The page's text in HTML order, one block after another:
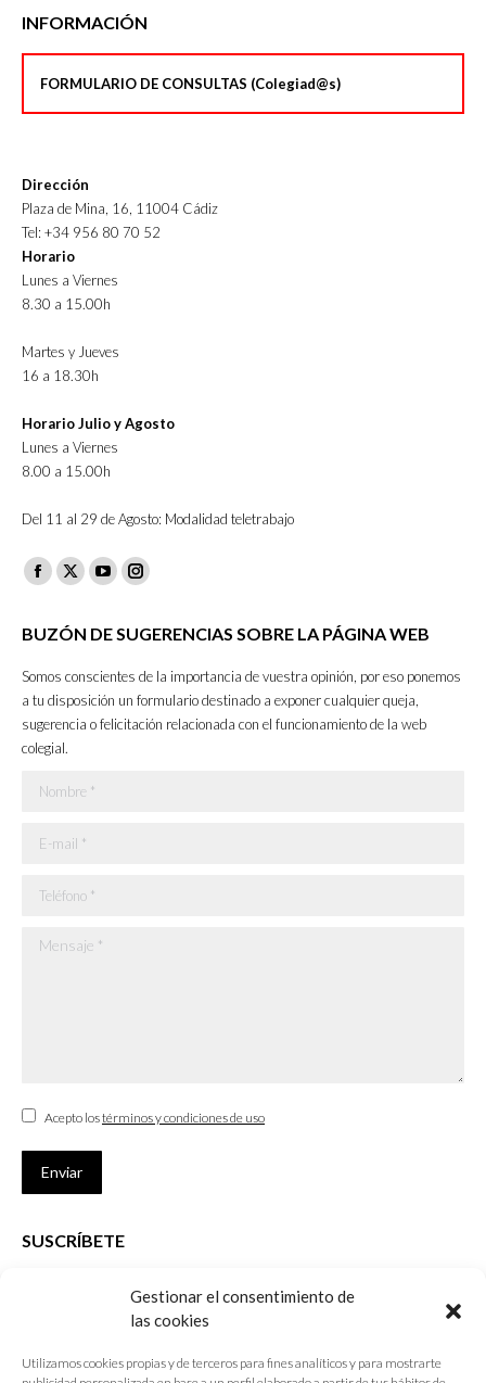
Gestionar el consentimiento de
las cookies
Utilizamos cookies propias y de terceros para fines analíticos y para mostrarte
INFORMACIÓN
FORMULARIO DE CONSULTAS (Colegiad@s)
Dirección
Plaza de Mina, 16, 11004 Cádiz
Tel: +34 956 80 70 52
Horario
Lunes a Viernes
8.30 a 15.00h
Martes y Jueves
16 a 18.30h
Horario Julio y Agosto
Lunes a Viernes
8.00 a 15.00h
Del 11 al 29 de Agosto: Modalidad teletrabajo
Facebook
opens
new
window
X
opens
new
window
YouTube
opens
new
window
Instagram
opens
in
new
window
BUZÓN DE SUGERENCIAS SOBRE LA PÁGINA WEB
Somos conscientes de la importancia de vuestra opinión, por eso ponemos
a tu disposición un formulario destinado a exponer cualquier queja,
sugerencia o felicitación relacionada con el funcionamiento de la web
colegial.
Nombre *
E-mail *
Teléfono *
Mensaje *
Acepto lostérminos y condiciones de uso
Enviar
SUSCRÍBETE
que desarrolla el Colegio de Arquitectos de Cádiz